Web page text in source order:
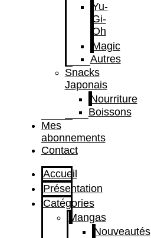
Yu-
Gi-
Oh
Magic
Autres
Snacks
Japonais
Nourriture
Boissons
Mes
abonnements
Contact
Accueil
Présentation
Catégories
Mangas
Nouveautés